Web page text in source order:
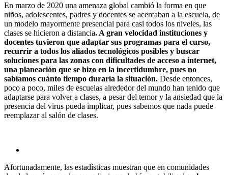
En marzo de 2020 una amenaza global cambió la forma en que
niños, adolescentes, padres y docentes se acercaban a la escuela, de
un modelo mayormente presencial para casi todos los niveles, las
clases se hicieron a distancia. A gran velocidad instituciones y
docentes tuvieron que adaptar sus programas para el curso,
recurrir a todos los aliados tecnológicos posibles y buscar
soluciones para las zonas con dificultades de acceso a internet,
una planeación que se hizo en la incertidumbre, pues no
sabíamos cuánto tiempo duraría la situación. Desde entonces,
poco a poco, miles de escuelas alrededor del mundo han tenido que
adaptarse para volver a clases, a pesar del temor y la ansiedad que la
presencia del virus pueda implicar, pues sabemos que nada puede
reemplazar al salón de clases.
Afortunadamente, las estadísticas muestran que en comunidades